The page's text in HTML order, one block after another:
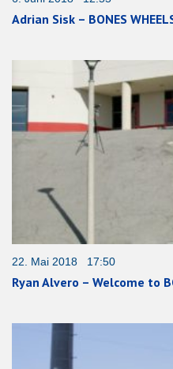
Adrian Sisk – BONES
22. Mai 2018 17:50
Ryan Alvero – Welcome to